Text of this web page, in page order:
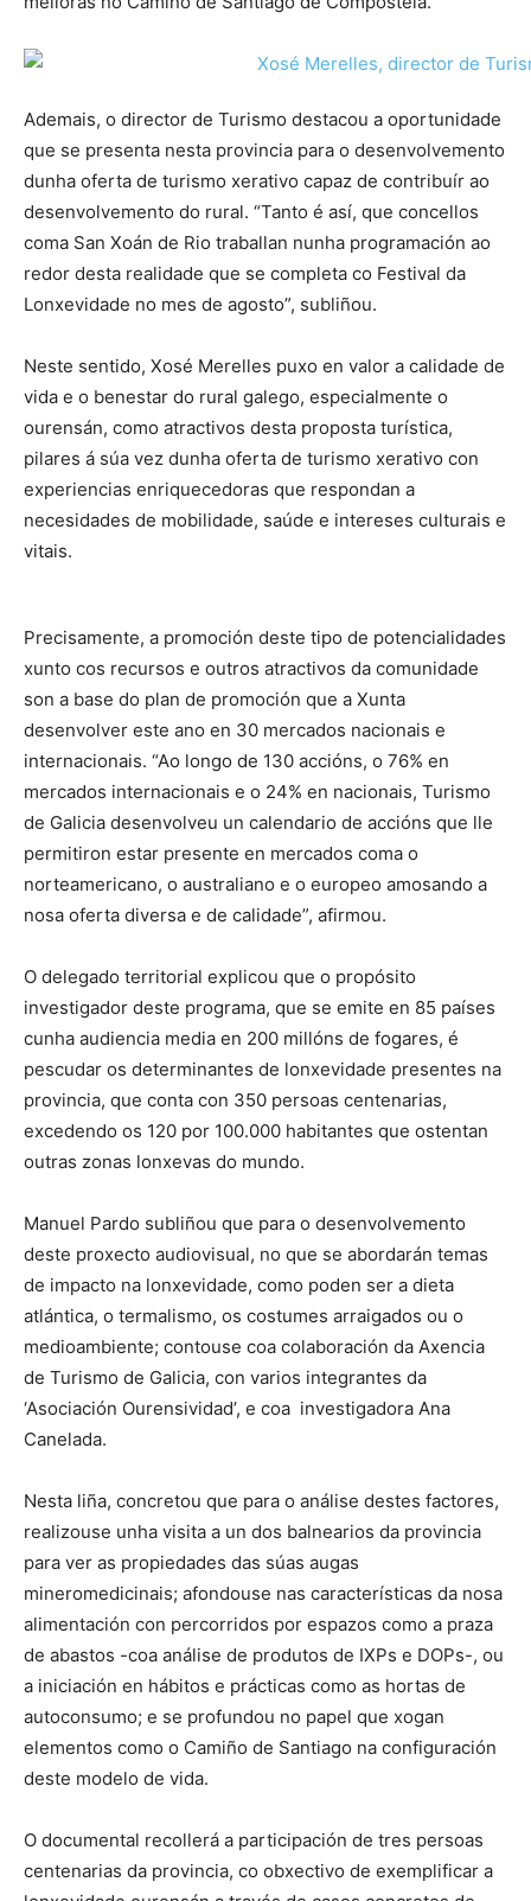
Ademais, o director de Turismo destacou a oportunidade
que se presenta nesta provincia para o desenvolvemento
dunha oferta de turismo xerativo capaz de contribuír ao
desenvolvemento do rural. “Tanto é así, que concellos
coma San Xoán de Rio traballan nunha programación ao
redor desta realidade que se completa co Festival da
Lonxevidade no mes de agosto”, subliñou.
Neste sentido, Xosé Merelles puxo en valor a calidade de
vida e o benestar do rural galego, especialmente o
ourensán, como atractivos desta proposta turística,
pilares á súa vez dunha oferta de turismo xerativo con
experiencias enriquecedoras que respondan a
necesidades de mobilidade, saúde e intereses culturais e
vitais.
Precisamente, a promoción deste tipo de potencialidades
xunto cos recursos e outros atractivos da comunidade
son a base do plan de promoción que a Xunta
desenvolver este ano en 30 mercados nacionais e
internacionais. “Ao longo de 130 accións, o 76% en
mercados internacionais e o 24% en nacionais, Turismo
de Galicia desenvolveu un calendario de accións que lle
permitiron estar presente en mercados coma o
norteamericano, o australiano e o europeo amosando a
nosa oferta diversa e de calidade”, afirmou.
O delegado territorial explicou que o propósito
investigador deste programa, que se emite en 85 países
cunha audiencia media en 200 millóns de fogares, é
pescudar os determinantes de lonxevidade presentes na
provincia, que conta con 350 persoas centenarias,
excedendo os 120 por 100.000 habitantes que ostentan
outras zonas lonxevas do mundo.
Manuel Pardo subliñou que para o desenvolvemento
deste proxecto audiovisual, no que se abordarán temas
de impacto na lonxevidade, como poden ser a dieta
atlántica, o termalismo, os costumes arraigados ou o
medioambiente; contouse coa colaboración da Axencia
de Turismo de Galicia, con varios integrantes da
‘Asociación Ourensividad’, e coa investigadora Ana
Canelada.
Nesta liña, concretou que para o análise destes factores,
realizouse unha visita a un dos balnearios da provincia
para ver as propiedades das súas augas
mineromedicinais; afondouse nas características da nosa
alimentación con percorridos por espazos como a praza
de abastos -coa análise de produtos de IXPs e DOPs-, ou
a iniciación en hábitos e prácticas como as hortas de
autoconsumo; e se profundou no papel que xogan
elementos como o Camiño de Santiago na configuración
deste modelo de vida.
O documental recollerá a participación de tres persoas
centenarias da provincia, co obxectivo de exemplificar a